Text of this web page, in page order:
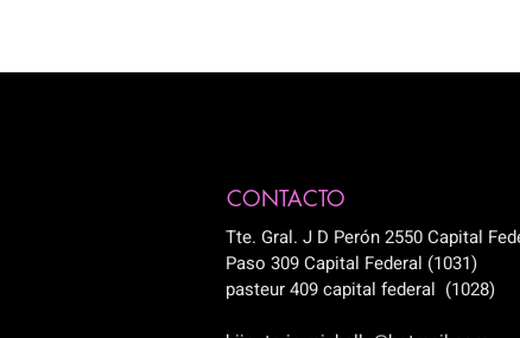
CONTACTO
Tte. Gral. J D Perón 2550 Capital
Paso 309 Capital Federal (1031)
pasteur 409 capital federal (1028)